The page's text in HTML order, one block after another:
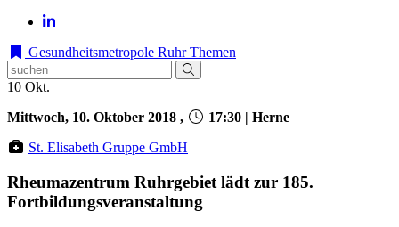
Gesundheitsmetropole Ruhr Themen
10 Okt.
Mittwoch, 10. Oktober 2018 ,
17:30 | Herne
St. Elisabeth Gruppe GmbH
Rheumazentrum Ruhrgebiet lädt zur 185.
Fortbildungsveranstaltung